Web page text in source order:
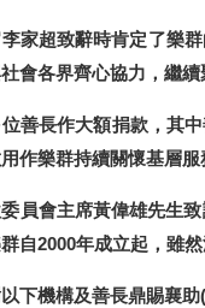
家超致辭時肯定了樂
會各界齊心協力，繼
善長作大額捐款，其
作樂群持續關懷基層服
員會主席黃偉雄先生
自2000年成立起，雖
下機構及善長鼎賜襄助